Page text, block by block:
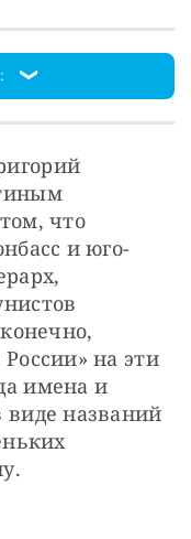
что
и юго-
на эти
имена и
виде названий